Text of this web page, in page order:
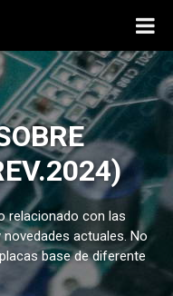
relacionado con las
actuales. No
base de diferente